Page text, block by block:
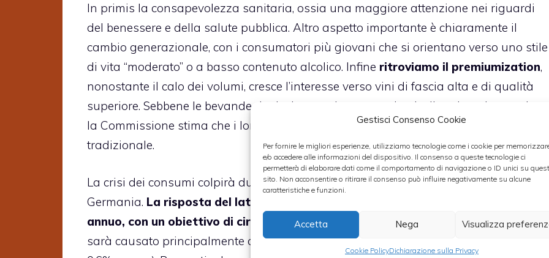
Gestisci Consenso Cookie
Per fornire le migliori esperienze, utilizziamo tecnologie come i cookie per
e/o accedere alle informazioni del dispositivo. Il consenso a queste tecnologie ci
permetterà di elaborare dati come il comportamento di navigazione o ID unici su
sito. Non acconsentire o ritirare il consenso può influire negativamente su alcune
caratteristiche e funzioni.
Accetta Nega Visualizza
Cookie PolicyDichiarazione sulla Privacy
In primis la consapevolezza sanitaria, ossia una maggiore attenzione nei riguardi
del benessere e della salute pubblica. Altro aspetto importante è chiaramente il
cambio generazionale, con i consumatori più giovani che si orientano verso uno stile
di vita “moderato” o a basso contenuto alcolico. Infine ritroviamo il premiumization,
nonostante il calo dei volumi, cresce l’interesse verso vini di fascia alta e di qualità
superiore. Sebbene le bevande dealcolate o a basso grado alcolico siano in crescita,
la Commissione stima che i loro volumi rimarranno marginali rispetto al mercato
tradizionale.
La crisi dei consumi colpirà duramente soprattutto i mercati storici come Francia e
Germania. La risposta del lato offerta sarà una riduzione produttiva dello 0,5%
annuo, con un obiettivo di circa 138 milioni di ettolitri entro il 2035. Questo declino
sarà causato principalmente dalla contrazione delle superfici vitate (prevista dello